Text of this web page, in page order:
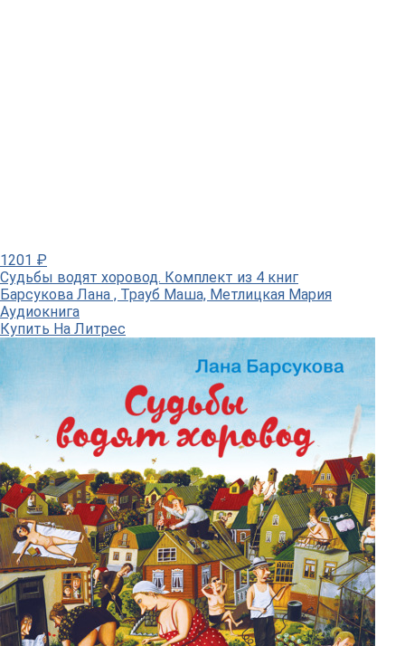
1201 ₽
Судьбы водят хоровод. Комплект из 4 книг
Барсукова Лана , Трауб Маша, Метлицкая Мария
Аудиокнига
Купить На Литрес